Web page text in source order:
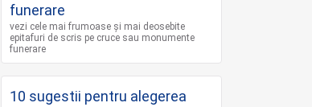
funerare
vezi cele mai frumoase și mai deosebite
epitafuri de scris pe cruce sau monumente
funerare
10 sugestii pentru alegerea